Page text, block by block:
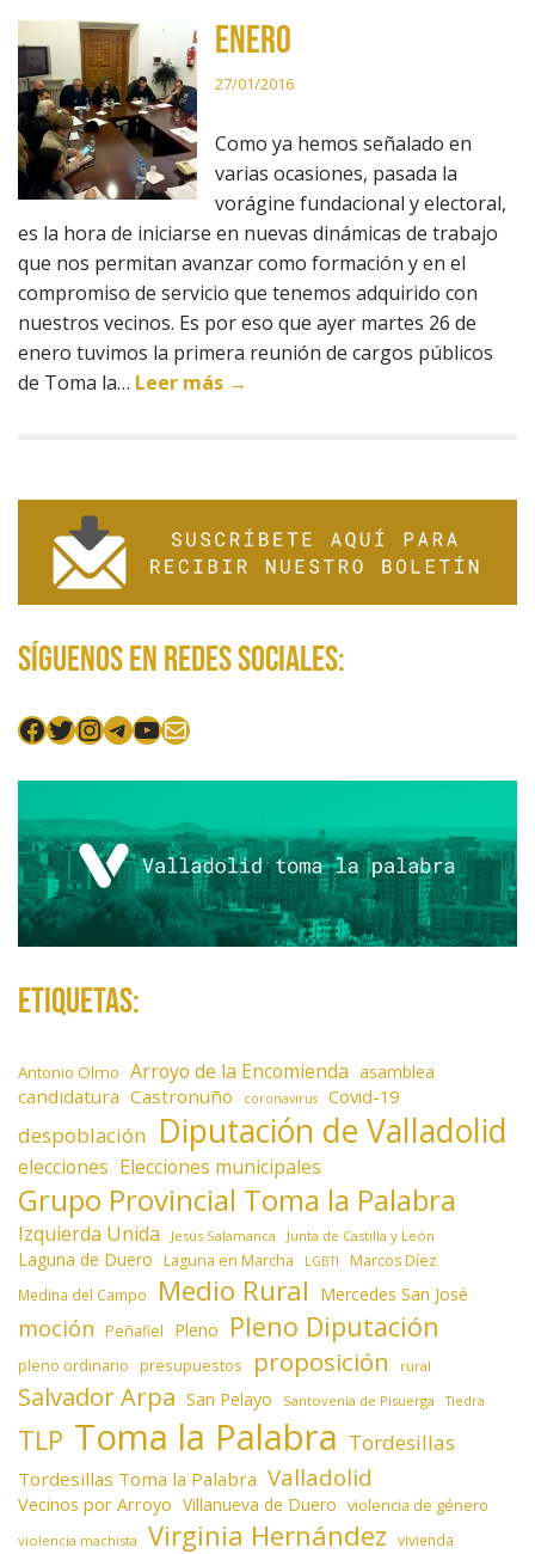
Enero
27/01/2016
Como ya hemos señalado en
varias ocasiones, pasada la
vorágine fundacional y electoral,
es la hora de iniciarse en nuevas dinámicas de trabajo
que nos permitan avanzar como formación y en el
compromiso de servicio que tenemos adquirido con
nuestros vecinos. Es por eso que ayer martes 26 de
enero tuvimos la primera reunión de cargos públicos
de Toma la… Leer más →
Síguenos en redes sociales:
Facebook
Twitter
Instagram
Telegram
YouTube
Mail
Etiquetas:
Antonio Olmo Arroyo de la Encomienda asamblea
candidatura Castronuño coronavirus Covid-19
despoblación Diputación de Valladolid
elecciones Elecciones municipales
Grupo Provincial Toma la Palabra
Izquierda Unida Jesús Salamanca Junta de Castilla y León
Laguna de Duero Laguna en Marcha LGBTI Marcos Díez
Medina del Campo Medio Rural Mercedes San José
moción Peñafiel Pleno Pleno Diputación
pleno ordinario presupuestos proposición rural
Salvador Arpa San Pelayo Santovenia de Pisuerga Tiedra
TLP Toma la Palabra Tordesillas
Tordesillas Toma la Palabra Valladolid
Vecinos por Arroyo Villanueva de Duero violencia de género
violencia machista Virginia Hernández vivienda